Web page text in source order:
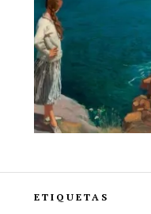
ETIQUETAS